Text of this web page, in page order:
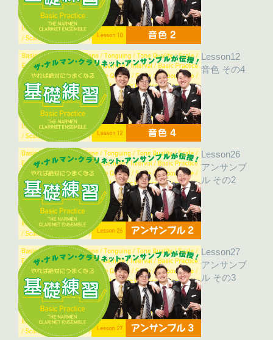
Lesson12
音色 その4
Lesson26
アンサンブ
ル その2
Lesson27
アンサンブ
ル その3